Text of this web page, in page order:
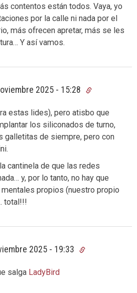
contentos están todos. Vaya, yo
por la calle ni nada por el
más ofrecen apretar, más se les
Y así vamos.
2025 - 15:28
estas lides), pero atisbo que
los siliconados de turno,
galletitas de siempre, pero con
cantinela de que las redes
y, por lo tanto, no hay que
propios (nuestro propio
total!!!
2025 - 19:33
salga LadyBird